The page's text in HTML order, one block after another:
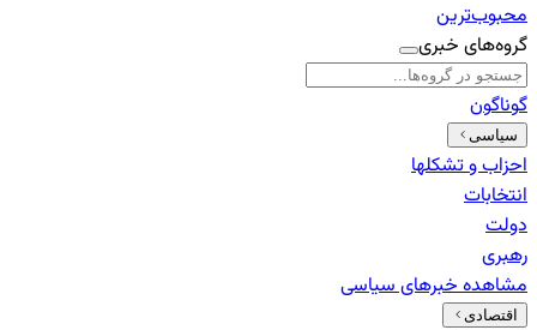
محبوب‌ترین
گروه‌های خبری
گوناگون
سیاسی
احزاب و تشکلها
انتخابات
دولت
رهبری
مشاهده خبرهایسیاسی
اقتصادی